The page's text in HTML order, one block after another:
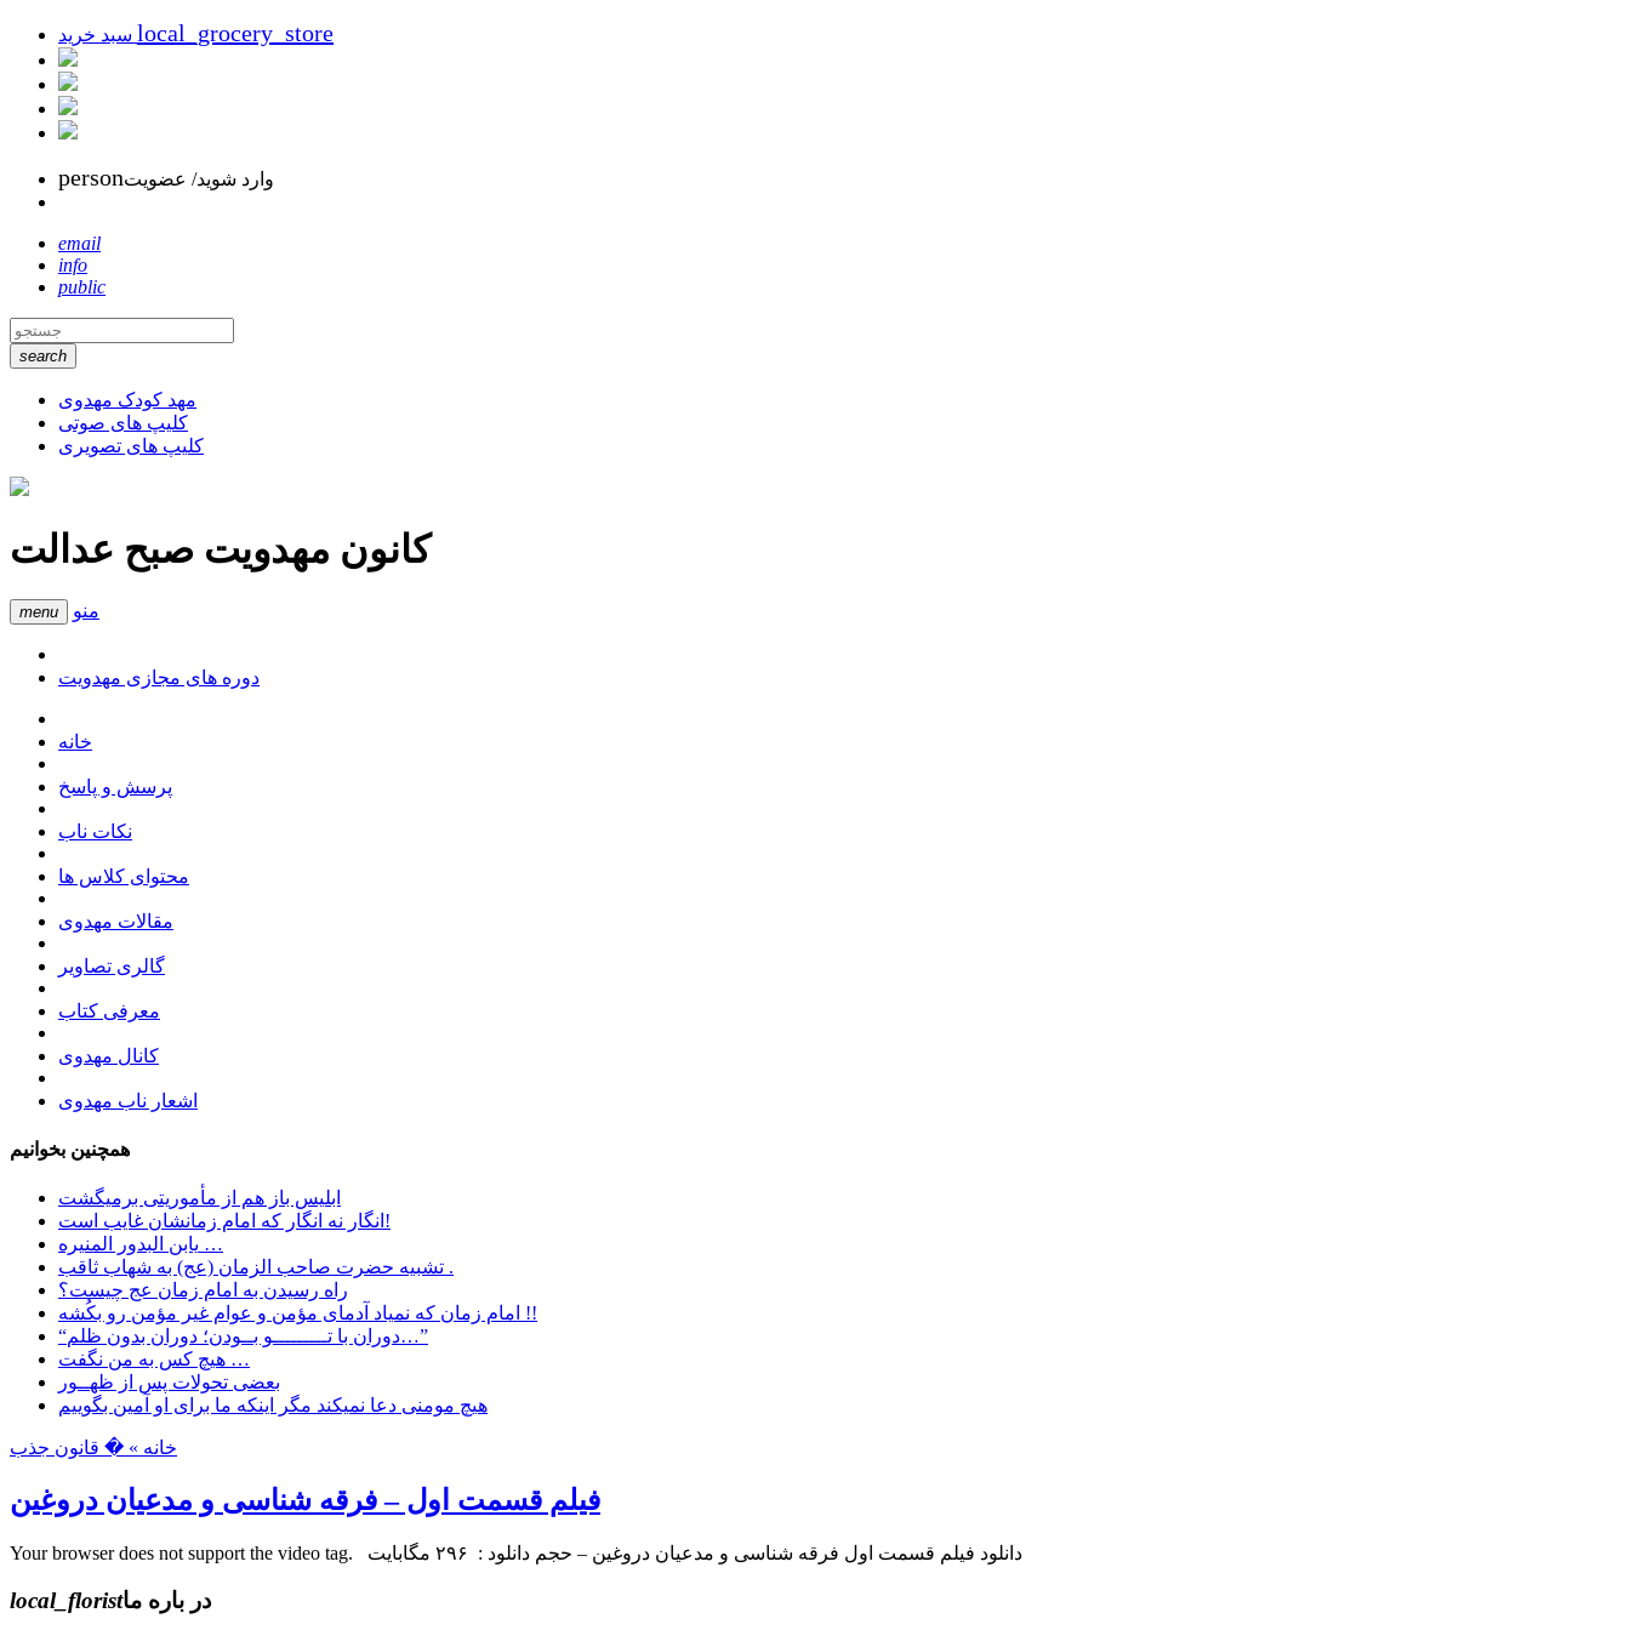
local_grocery_store
personوارد شوید/ عضویت
email
info
public
search
مهد کودک مهدوی
کلیپ های صوتی
کلیپ های تصویری
کانون مهدویت صبح عدالت
menu منو
دوره های مجازی مهدویت
خانه
پرسش و پاسخ
نکات ناب
محتوای کلاس ها
مقالات مهدوی
گالری تصاویر
معرفی کتاب
کانال مهدوی
اشعار ناب مهدوی
همچنین بخوانیم
ابليس باز هم از مأموريتی برمیگشت
انگار نه انگار که امام زمانشان غایب است!
یابن البدور المنیره …
تشبیه حضرت صاحب الزمان (عج) به شهاب ثاقب .
راه رسیدن به امام زمان عج چیست؟
امام زمان که نمیاد آدمای مؤمن و عوام غیر مؤمن رو بکُشه !!
“دوران با تـــــــــو بــودن؛ دوران بدون ظلم…”
هیچ کس به من نگفت …
بعضی تحولات پس از ظهــور
هیچ مومنی دعا نمیکند مگر اینکه ما برای او آمین بگوییم
خانه » � قانون جذب
فیلم قسمت اول – فرقه شناسی و مدعیان دروغین
local_floristدر باره ما